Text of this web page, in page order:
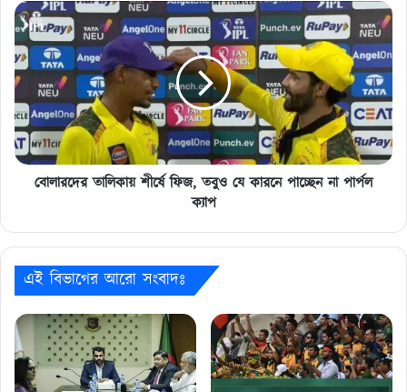
বোলারদের
তালিকায়
শীর্ষে
ফিজ,
তবুও
যে
কারনে
পাচ্ছেন
না
পার্পলবোলারদের তালিকায় শীর্ষে ফিজ, তবুও যে কারনে পাচ্ছেন না পার্পল
ক্যাপ
এই বিভাগের আরো সংবাদঃ